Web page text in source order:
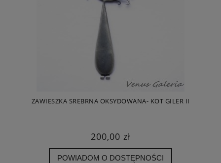
ZAWIESZKA SREBRNA OKSYDOWANA- KOT GILER II
200,00 zł
POWIADOM O DOSTĘPNOŚCI